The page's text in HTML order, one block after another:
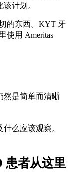
计划。
的东西。KYT 牙
使用 Ameritas
然是简单而清晰
么应该观察。
患者从这里